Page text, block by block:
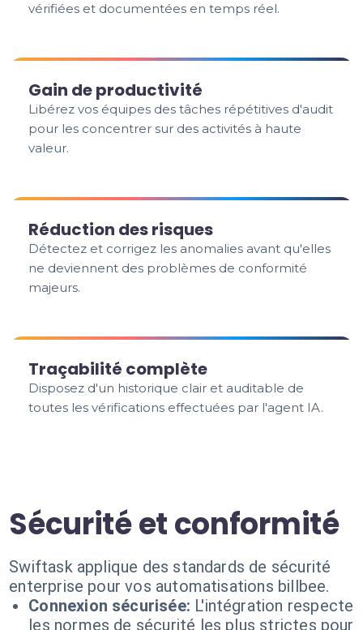
vérifiées et documentées en temps réel.
Gain de productivité
Libérez vos équipes des tâches répétitives d'audit
pour les concentrer sur des activités à haute
valeur.
Réduction des risques
Détectez et corrigez les anomalies avant qu'elles
ne deviennent des problèmes de conformité
majeurs.
Traçabilité complète
Disposez d'un historique clair et auditable de
toutes les vérifications effectuées par l'agent IA.
Sécurité et conformité
Swiftask applique des standards de sécurité
enterprise pour vos automatisations billbee.
Connexion sécurisée: L'intégration respecte
les normes de sécurité les plus strictes pour